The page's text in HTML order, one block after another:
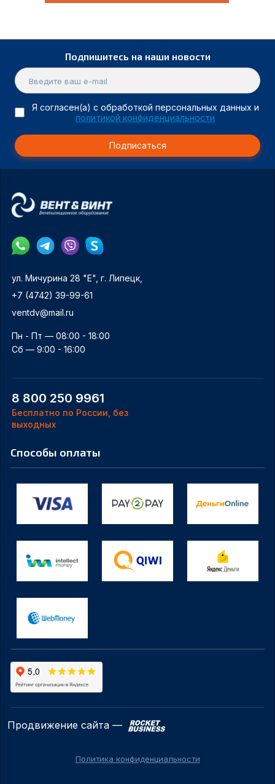
Подпишитесь на наши новости
Я согласен(а) с обработкой персональных данных и
политикой конфиденциальности
Подписаться
ул. Мичурина 28 "Е", г. Липецк,
+7 (4742) 39-99-61
ventdv@mail.ru
Пн - Пт — 08:00 - 18:00
Сб — 9:00 - 16:00
8 800 250 9961
Бесплатно по России, без
выходных
Способы оплаты
Продвижение сайта —
Политика конфиденциальности